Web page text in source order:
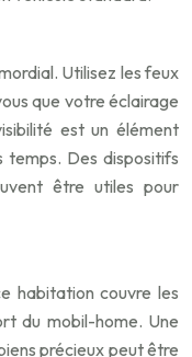
Utilisez les feux
que votre éclairage
est un élément
temps. Des dispositifs
être utiles pour
habitation couvre les
du mobil-home. Une
précieux peut être